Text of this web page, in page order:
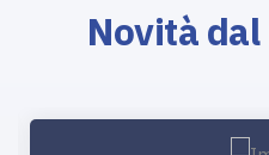
Novità